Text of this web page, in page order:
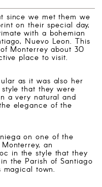
since we met them we
on their special day,
with a bohemian
Nuevo Leon. This
Monterrey about 30
place to visit.
as it was also her
that they were
a very natural and
elegance of the
on one of the
an
in the style that they
the Parish of Santiago
town.